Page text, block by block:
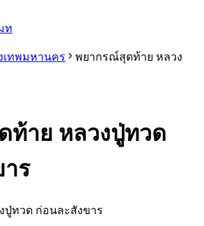
ท
เทพมหานคร
พยากรณ์สุดท้าย หลวง
ท้าย หลวงปู่ทวด
ร
ทวด ก่อนละสังขาร